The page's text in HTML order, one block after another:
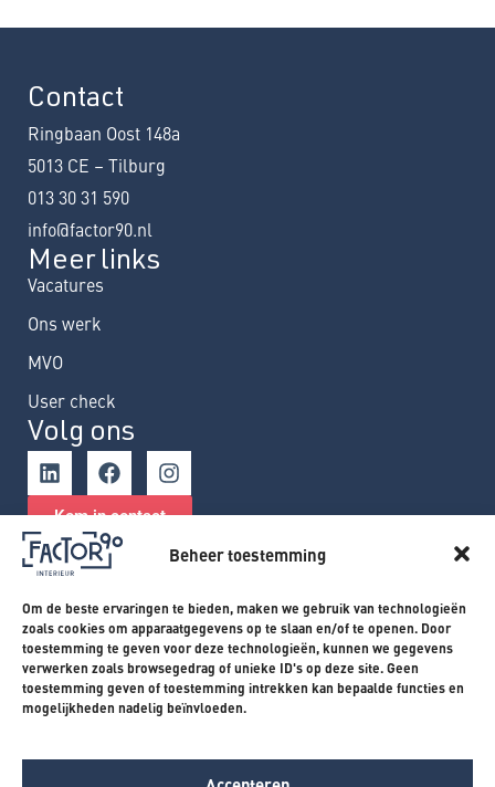
Beheer toestemming
Om de beste ervaringen te bieden, maken we gebruik van technologieën
zoals cookies om apparaatgegevens op te slaan en/of te openen. Door
toestemming te geven voor deze technologieën, kunnen we gegevens
verwerken zoals browsegedrag of unieke ID's op deze site. Geen
toestemming geven of toestemming intrekken kan bepaalde functies en
mogelijkheden nadelig beïnvloeden.
Contact
Ringbaan Oost 148a
5013 CE – Tilburg
013 30 31 590
info@factor90.nl
Meer links
Vacatures
Ons werk
MVO
User check
Volg ons
Kom in contact
Algemene voorwaarden
Disclaimer
Algemene voorwaarden
Disclaimer